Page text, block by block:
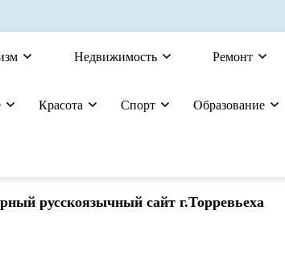
Недвижимость Ремонт
Красота Спорт Образование
русскоязычный сайт г.Торревьеха